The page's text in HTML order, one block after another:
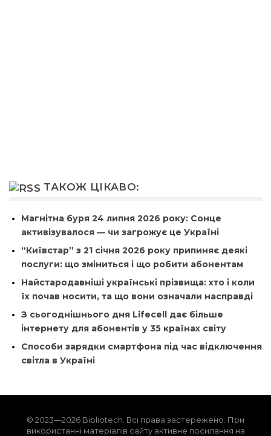
ТАКОЖ ЦІКАВО:
Магнітна буря 24 липня 2026 року: Сонце
активізувалося — чи загрожує це Україні
“Київстар” з 21 січня 2026 року припиняє деякі
послуги: що зміниться і що робити абонентам
Найстародавніші українські прізвища: хто і коли
їх почав носити, та що вони означали насправді
З сьогоднішнього дня Lifecell дає більше
інтернету для абонентів у 35 країнах світу
Способи зарядки смартфона під час відключення
світла в Україні
© 2023—2026 Bibliotech. Всі права застережено. При
використанні матеріалів сайту активне посилання на